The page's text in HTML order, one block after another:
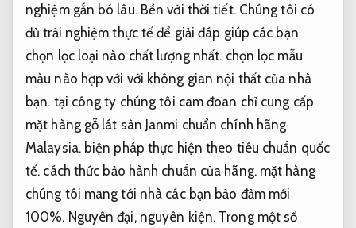
nghiệm gắn bó lâu. Bền với thời tiết.Chúng tôi có
đủ trải nghiệm thực tế để giải đáp giúp các bạn
chọn lọc loại nào chất lượng nhất. chọn lọc mẫu
màu nào hợp với với không gian nội thất của nhà
bạn. tại công ty chúng tôi cam đoan chỉ cung cấp
mặt hàng gỗ lát sàn Janmi chuẩn chính hãng
Malaysia. biện pháp thực hiện theo tiêu chuẩn quốc
tế. cách thức bảo hành chuẩn của hãng. mặt hàng
chúng tôi mang tới nhà các bạn bảo đảm mới
100%. Nguyên đại, nguyên kiện. Trong một số